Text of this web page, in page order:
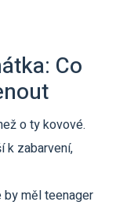
Co
o ty kovové.
k zabarvení,
by měl teenager